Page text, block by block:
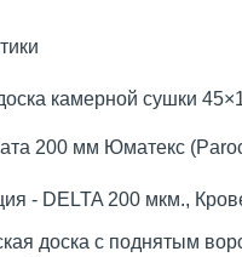
камерной сушки
200 мм Юматекс
- DELTA 200 мкм.,
доска с поднятым